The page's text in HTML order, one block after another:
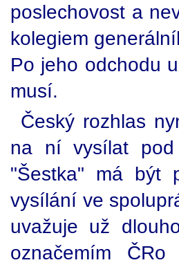
poslechovost a
kolegiem
Po jeho odchodu
musí.
Český rozhlas
na ní vysílat
"Šestka" má být
vysílání ve
uvažuje už
označemím